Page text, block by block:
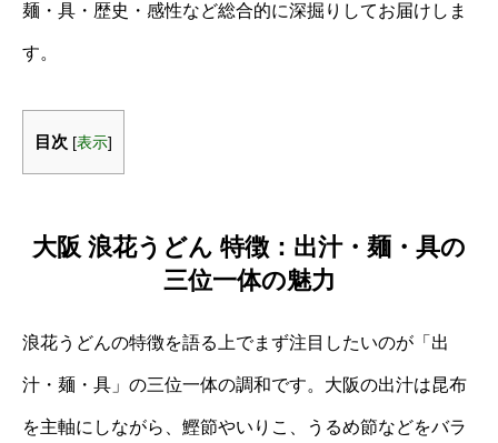
麺・具・歴史・感性など総合的に深掘りしてお届けしま
す。
目次 [表示]
大阪 浪花うどん 特徴：出汁・麺・具の
三位一体の魅力
浪花うどんの特徴を語る上でまず注目したいのが「出
汁・麺・具」の三位一体の調和です。大阪の出汁は昆布
を主軸にしながら、鰹節やいりこ、うるめ節などをバラ